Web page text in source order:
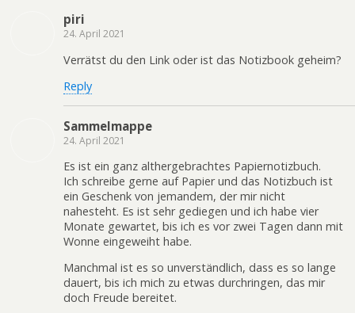
piri
24. April 2021
Verrätst du den Link oder ist das Notizbook geheim?
Reply
Sammelmappe
24. April 2021
Es ist ein ganz althergebrachtes Papiernotizbuch.
Ich schreibe gerne auf Papier und das Notizbuch ist
ein Geschenk von jemandem, der mir nicht
nahesteht. Es ist sehr gediegen und ich habe vier
Monate gewartet, bis ich es vor zwei Tagen dann mit
Wonne eingeweiht habe.
Manchmal ist es so unverständlich, dass es so lange
dauert, bis ich mich zu etwas durchringen, das mir
doch Freude bereitet.